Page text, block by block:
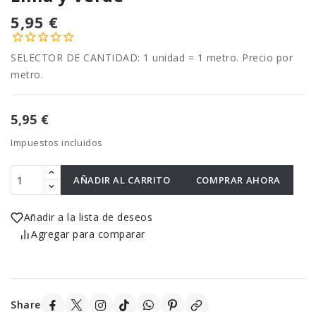
5,95 €
SELECTOR DE CANTIDAD: 1 unidad = 1 metro. Precio por
metro.
5,95 €
Impuestos incluidos
AÑADIR AL CARRITO COMPRAR AHORA
Añadir a la lista de deseos
Agregar para comparar
Share